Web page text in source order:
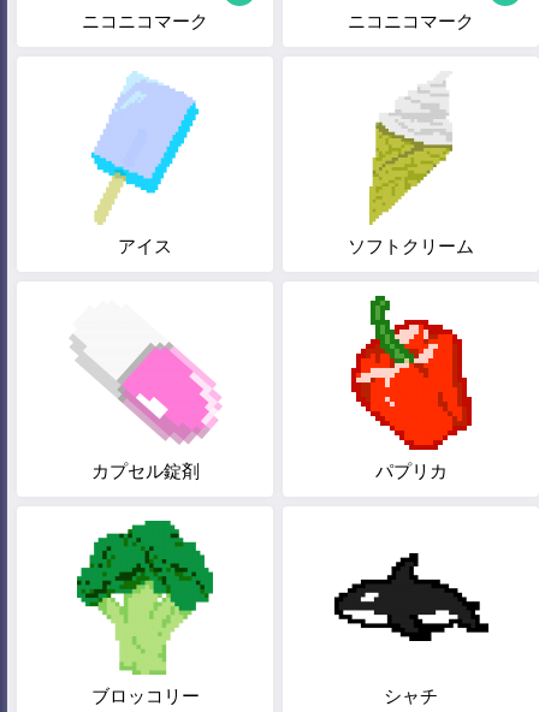
ニコニコマーク ニコニコマーク
アイス ソフトクリーム
カプセル錠剤 パプリカ
ブロッコリー シャチ